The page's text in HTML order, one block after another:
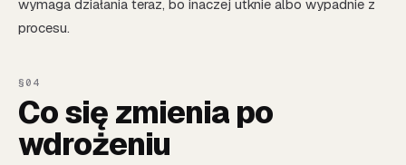
wymaga działania teraz, bo inaczej utknie albo wypadnie z
procesu.
Co się zmienia po
wdrożeniu